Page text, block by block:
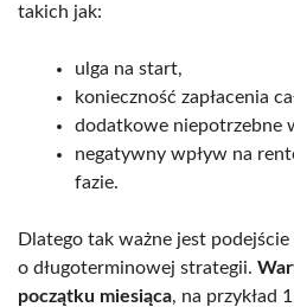
takich jak:
ulga na start,
konieczność zapłacenia
dodatkowe niepotrzebne
negatywny wpływ na
fazie.
Dlatego tak ważne jest podejście
o długoterminowej strategii.
początku miesiąca, na przykład